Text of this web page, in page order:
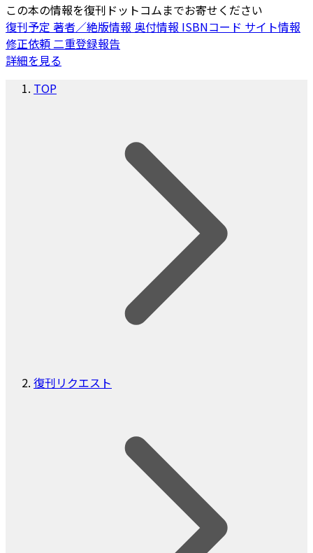
この本の情報を復刊ドットコムまでお寄せください
復刊予定 著者／絶版情報 奥付情報 ISBNコード サイト情報
修正依頼 二重登録報告
詳細を見る
TOP
復刊リクエスト